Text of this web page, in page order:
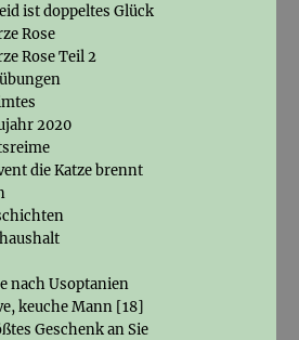
ist doppeltes Glück
Rose
Rose Teil 2
2020
die Katze brennt
nach Usoptanien
keuche Mann [18]
Geschenk an Sie